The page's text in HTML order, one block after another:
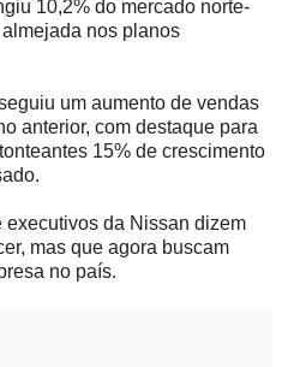
10,2% do mercado norte-
nos planos
um aumento de vendas
anterior, com destaque para
15% de crescimento
executivos da Nissan dizem
mas que agora buscam
no país.